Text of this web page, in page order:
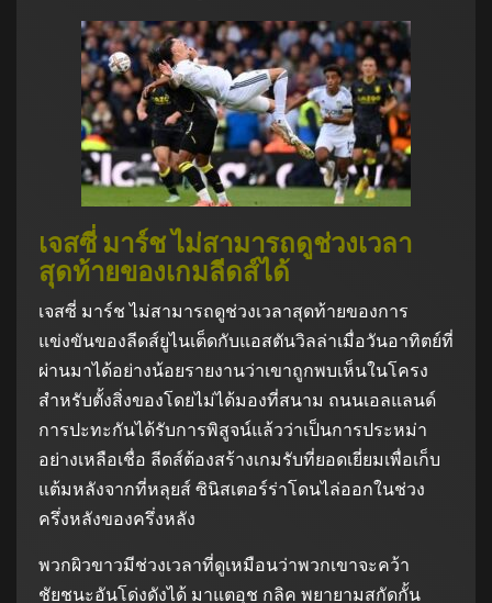
เจสซี่ มาร์ช ไม่สามารถดูช่วงเวลา
สุดท้ายของเกมลีดส์ได้
เจสซี่ มาร์ช ไม่สามารถดูช่วงเวลาสุดท้ายของการ
แข่งขันของลีดส์ยูไนเต็ดกับแอสตันวิลล่าเมื่อวันอาทิตย์ที่
ผ่านมาได้อย่างน้อยรายงานว่าเขาถูกพบเห็นในโครง
สำหรับตั้งสิ่งของโดยไม่ได้มองที่สนาม ถนนเอลแลนด์
การปะทะกันได้รับการพิสูจน์แล้วว่าเป็นการประหม่า
อย่างเหลือเชื่อ ลีดส์ต้องสร้างเกมรับที่ยอดเยี่ยมเพื่อเก็บ
แต้มหลังจากที่หลุยส์ ซินิสเตอร์ร่าโดนไล่ออกในช่วง
ครึ่งหลังของครึ่งหลัง
พวกผิวขาวมีช่วงเวลาที่ดูเหมือนว่าพวกเขาจะคว้า
ชัยชนะอันโด่งดังได้ มาแตอุช กลิค พยายามสกัดกั้น